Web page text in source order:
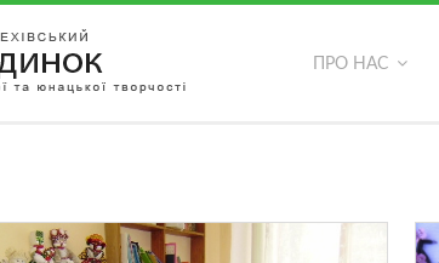
Реєстрація
ПРО НАС